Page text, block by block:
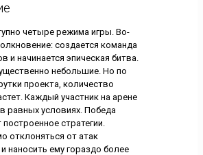
четыре режима игры. Во-
создается команда
и начинается эпическая битва.
небольшие. Но по
проекта, количество
Каждый участник на арене
равных условиях. Победа
построенное стратегии.
отклоняться от атак
наносить ему гораздо более